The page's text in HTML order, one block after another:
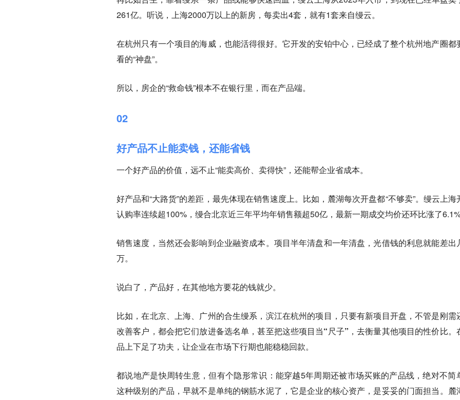
261亿。听说，上海2000万以上的新房，每卖出4套，就有1套来自缦云。
在杭州只有一个项目的海威，也能活得很好。它开发的安铂中心，已经成了整个杭州地产圈都
看的“神盘”。
所以，房企的“救命钱”根本不在银行里，而在产品端。
02
好产品不止能卖钱，还能省钱
一个好产品的价值，远不止“能卖高价、卖得快”，还能帮企业省成本。
好产品和“大路货”的差距，最先体现在销售速度上。比如，麓湖每次开盘都“不够卖”。缦云上海
认购率连续超100%，缦合北京近三年平均年销售额超50亿，最新一期成交均价还环比涨了6.1%
销售速度，当然还会影响到企业融资成本。项目半年清盘和一年清盘，光借钱的利息就能差出
万。
说白了，产品好，在其他地方要花的钱就少。
比如，在北京、上海、广州的合生缦系，滨江在杭州的项目， 只要有新项目开盘，不管是刚需
改善客户，都会把它们放进备选名单，甚至把这些项目当“尺子”，去衡量其他项目的性价比。
品上下足了功夫，让企业在市场下行期也能稳稳回款。
都说地产是快周转生意，但有个隐形常识：能穿越5年周期还被市场买账的产品线，绝对不简
这种级别的产品，早就不是单纯的钢筋水泥了，它是企业的核心资产，是妥妥的门面担当。麓